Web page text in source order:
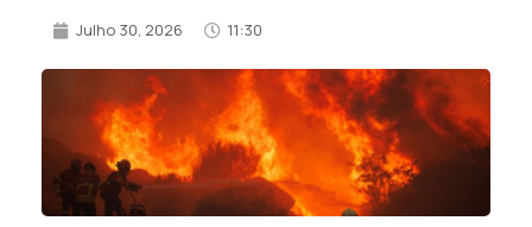
Julho 30, 2026 11:30